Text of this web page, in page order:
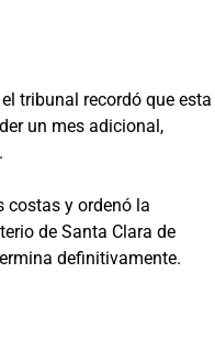
tribunal recordó que esta
un mes adicional,
costas y ordenó la
de Santa Clara de
definitivamente.